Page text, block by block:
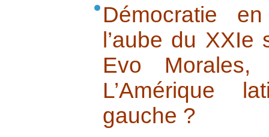
Démocratie
l’aube du
Evo Morales,
L’Amérique
gauche ?